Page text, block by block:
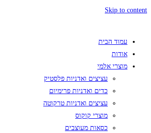
Skip to content
עמוד הבית
אודות
מוצרי אלמי
עציצים ואדניות פלסטיק
כדים ואדניות פרימיום
עציצים ואדניות טרקוטה
מוצרי קוקוס
כסאות מעוצבים